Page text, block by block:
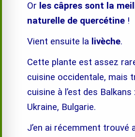
Or les câpres sont la
naturelle de quercétine !
Vient ensuite la livèche.
Cette plante est assez
cuisine occidentale, mais
cuisine à l’est des Balkans
Ukraine, Bulgarie.
J’en ai récemment trouvé